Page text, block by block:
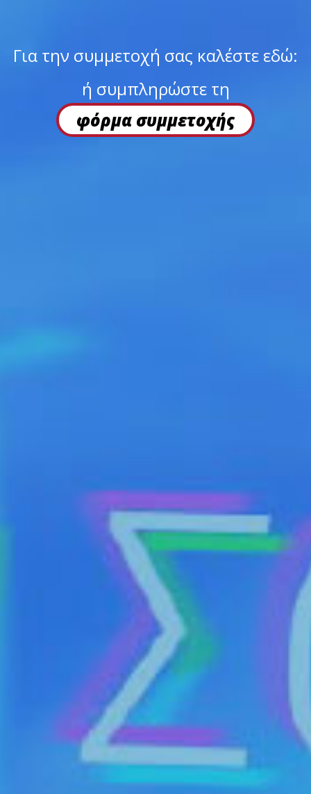
Για την συμμετοχή σας καλέστε εδώ:
ή συμπληρώστε τη
φόρμα συμμετοχής